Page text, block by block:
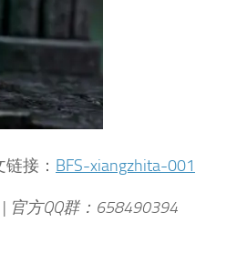
接： BFS-xiangzhita-001
方QQ群：658490394